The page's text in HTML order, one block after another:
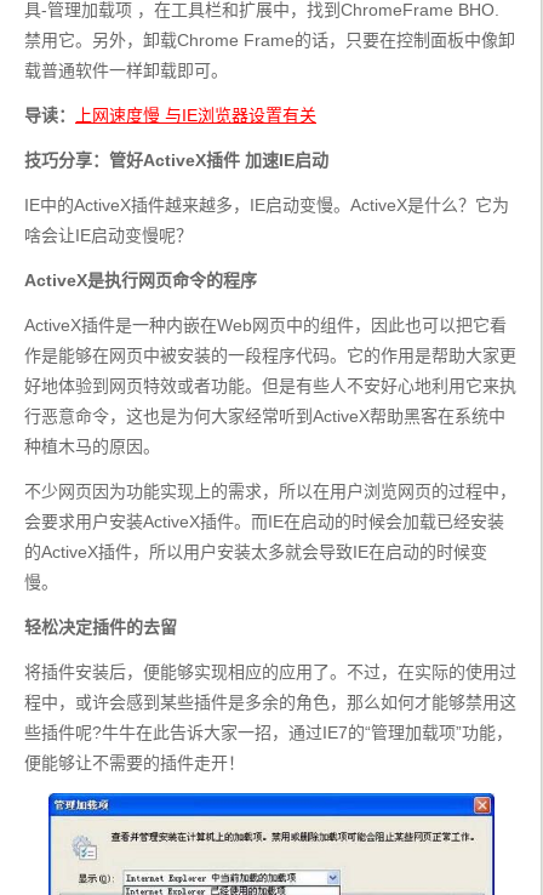
具-管理加载项 ，在工具栏和扩展中，找到ChromeFrame BHO.
禁用它。另外，卸载Chrome Frame的话，只要在控制面板中像卸
载普通软件一样卸载即可。
导读： 上网速度慢 与IE浏览器设置有关
技巧分享：管好ActiveX插件 加速IE启动
IE中的ActiveX插件越来越多，IE启动变慢。ActiveX是什么？它为
啥会让IE启动变慢呢？
ActiveX是执行网页命令的程序
ActiveX插件是一种内嵌在Web网页中的组件，因此也可以把它看
作是能够在网页中被安装的一段程序代码。它的作用是帮助大家更
好地体验到网页特效或者功能。但是有些人不安好心地利用它来执
行恶意命令，这也是为何大家经常听到ActiveX帮助黑客在系统中
种植木马的原因。
不少网页因为功能实现上的需求，所以在用户浏览网页的过程中，
会要求用户安装ActiveX插件。而IE在启动的时候会加载已经安装
的ActiveX插件，所以用户安装太多就会导致IE在启动的时候变
慢。
轻松决定插件的去留
将插件安装后，便能够实现相应的应用了。不过，在实际的使用过
程中，或许会感到某些插件是多余的角色，那么如何才能够禁用这
些插件呢?牛牛在此告诉大家一招，通过IE7的“管理加载项”功能，
便能够让不需要的插件走开！